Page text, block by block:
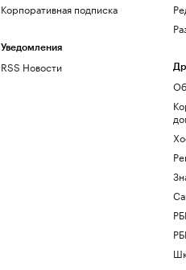
Корпоративная подписка
Уведомления
RSS Новости